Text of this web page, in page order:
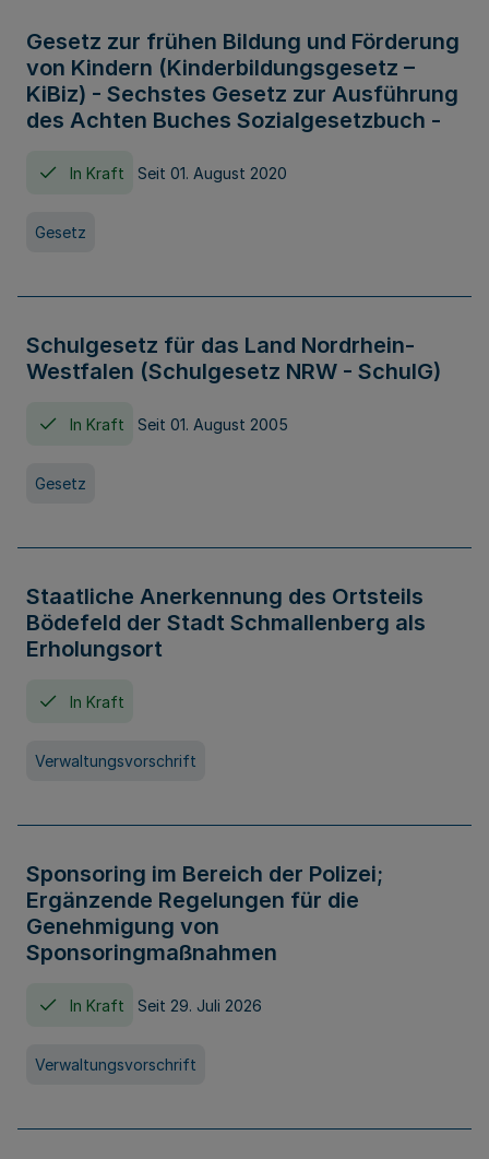
Gesetz zur frühen Bildung und Förderung
von Kindern (Kinderbildungsgesetz –
KiBiz) - Sechstes Gesetz zur Ausführung
des Achten Buches Sozialgesetzbuch -
In Kraft Seit 01. August 2020
Gesetz
Schulgesetz für das Land Nordrhein-
Westfalen (Schulgesetz NRW - SchulG)
In Kraft Seit 01. August 2005
Gesetz
Staatliche Anerkennung des Ortsteils
Bödefeld der Stadt Schmallenberg als
Erholungsort
In Kraft
Verwaltungsvorschrift
Sponsoring im Bereich der Polizei;
Ergänzende Regelungen für die
Genehmigung von
Sponsoringmaßnahmen
In Kraft Seit 29. Juli 2026
Verwaltungsvorschrift